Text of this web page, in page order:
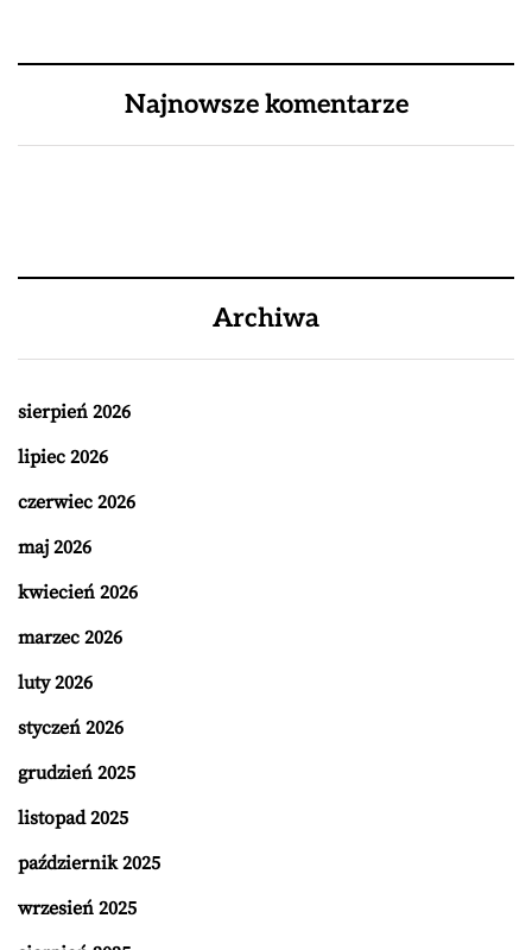
Najnowsze komentarze
Archiwa
sierpień 2026
lipiec 2026
czerwiec 2026
maj 2026
kwiecień 2026
marzec 2026
luty 2026
styczeń 2026
grudzień 2025
listopad 2025
październik 2025
wrzesień 2025